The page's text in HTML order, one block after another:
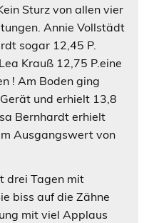
Sturz von allen vier
Annie Vollstädt
sogar 12,45 P.
Krauß 12,75 P.eine
! Am Boden ging
und erhielt 13,8
Bernhardt erhielt
Ausgangswert von
drei Tagen mit
biss auf die Zähne
mit viel Applaus